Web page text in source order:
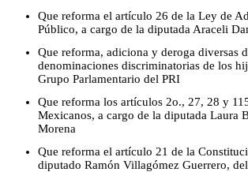
Que reforma el artículo 26 de la Ley de
Público, a cargo de la diputada Araceli
Que reforma, adiciona y deroga diversas
denominaciones discriminatorias de los
Grupo Parlamentario del PRI
Que reforma los artículos 2o., 27, 28 y
Mexicanos, a cargo de la diputada Laura
Morena
Que reforma el artículo 21 de la
diputado Ramón Villagómez Guerrero,